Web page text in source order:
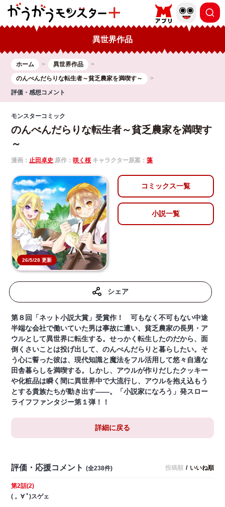
異世界作品
ホーム
異世界作品
のんべんだらりな転生者～貧乏農家を満喫す～
評価・感想コメント
モンスターコミック
のんべんだらりな転生者～貧乏農家を満喫す
～
漫画： 止田卓史 原作：咲く桜キャラクター原案：藻
26/5/28 更新
コミックス一覧
小説一覧
シェア
第８回「ネット小説大賞」受賞作！ 可もなく不可もない中途
半端な会社で働いていた男は事故に遭い、貧乏農家の長男・ア
ウルとして異世界に転生する。せっかく転生したのだから、面
倒くさいことは投げ出して、のんべんだらりと暮らしたい。そ
う心に誓った彼は、現代知識と魔法をフル活用して悠々自適な
田舎暮らしを満喫する。しかし、アウルが作りだしたクッキー
や化粧品は瞬く間に異世界中で大流行し、アウルを抱え込もう
とする貴族たちが動き出す――。「小説家になろう」発スロー
ライフファンタジー第１弾！！
詳細に戻る
評価・応援コメント (全238件) 投稿順 / いいね順
第2話(2)
( 。∀ ﾟ)スゲェ